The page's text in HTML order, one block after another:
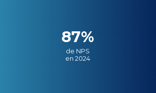
87%
de NPS
en 2024